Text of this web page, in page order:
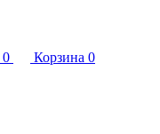
0 Корзина 0